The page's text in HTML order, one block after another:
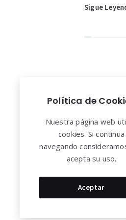
Sigue
Aviso legal
uso
Política de
Nuestra página web
cookies. Si continua
navegando
acepta su uso.
Aceptar